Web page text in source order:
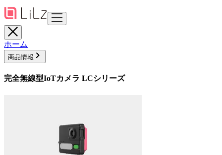
ホーム
商品情報
完全無線型IoTカメラ LCシリーズ